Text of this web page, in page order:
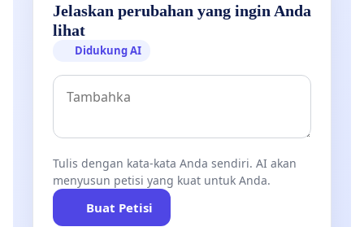
Jelaskan perubahan yang ingin Anda
lihat
Didukung AI
Tulis dengan kata-kata Anda sendiri. AI akan
menyusun petisi yang kuat untuk Anda.
Buat Petisi